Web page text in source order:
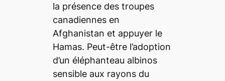
la présence des troupes
canadiennes en
Afghanistan et appuyer le
Hamas. Peut-être l’adoption
d’un éléphanteau albinos
sensible aux rayons du